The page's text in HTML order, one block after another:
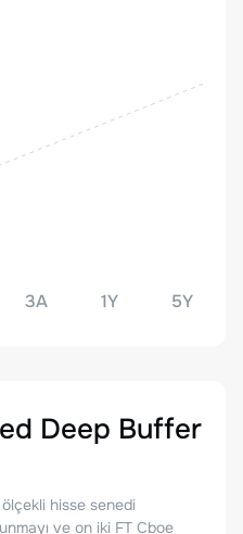
3A 1Y 5Y
Deep Buffer
ölçekli hisse senedi
ve on iki FT Cboe